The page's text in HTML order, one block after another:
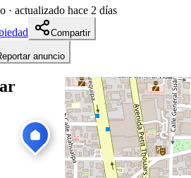
· actualizado hace 2 días
Compartir
anuncio